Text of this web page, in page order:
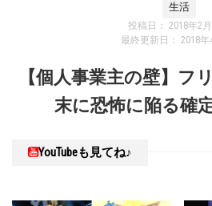
生活
投稿日： 2018年2
最終更新日： 2018年
【個人事業主の壁】フ
末に恐怖に陥る確
YouTubeも見てね♪